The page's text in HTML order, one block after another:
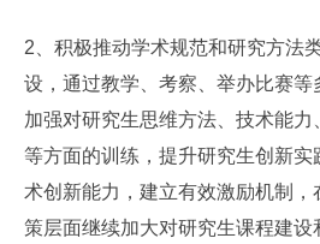
2、积极推动学术规范和研究方法
设，通过教学、考察、举办比赛等
加强对研究生思维方法、技术能力
等方面的训练，提升研究生创新实
术创新能力，建立有效激励机制，
策层面继续加大对研究生课程建设